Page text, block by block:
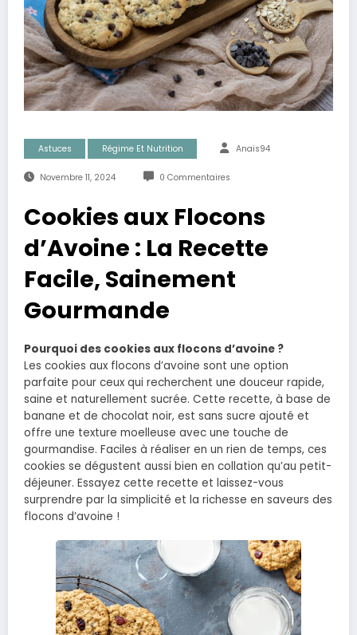
Astuces Régime Et Nutrition Anais94
Novembre 11, 2024 0 Commentaires
Cookies aux Flocons
d’Avoine : La Recette
Facile, Sainement
Gourmande
Pourquoi des cookies aux flocons d’avoine ?
Les cookies aux flocons d’avoine sont une option
parfaite pour ceux qui recherchent une douceur rapide,
saine et naturellement sucrée. Cette recette, à base de
banane et de chocolat noir, est sans sucre ajouté et
offre une texture moelleuse avec une touche de
gourmandise. Faciles à réaliser en un rien de temps, ces
cookies se dégustent aussi bien en collation qu’au petit-
déjeuner. Essayez cette recette et laissez-vous
surprendre par la simplicité et la richesse en saveurs des
flocons d’avoine !